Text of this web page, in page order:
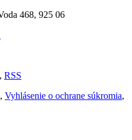
468, 925 06
, RSS
, Vyhlásenie o ochrane súkromia,